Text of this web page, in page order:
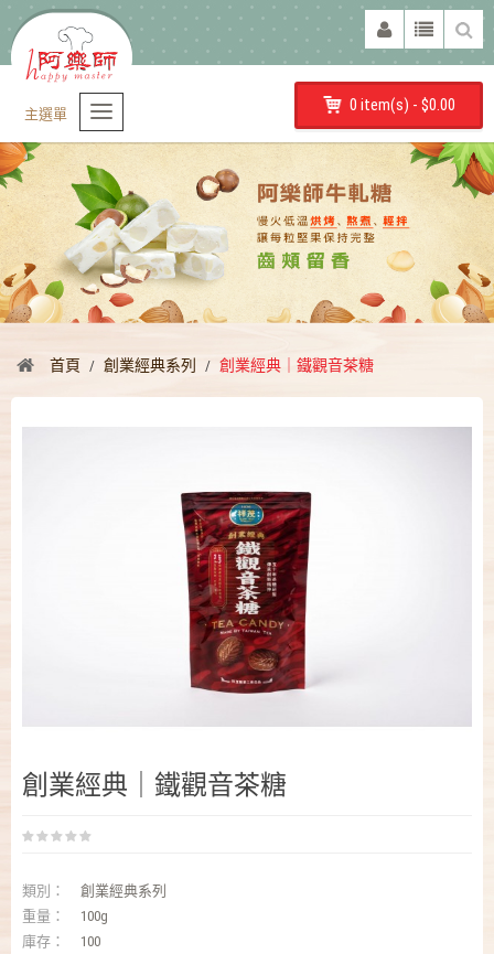
主選單 0 item(s) - $0.00
首頁 創業經典系列 創業經典｜鐵觀音茶糖
創業經典｜鐵觀音茶糖
類別：
創業經典系列
重量：
100g
庫存：
100